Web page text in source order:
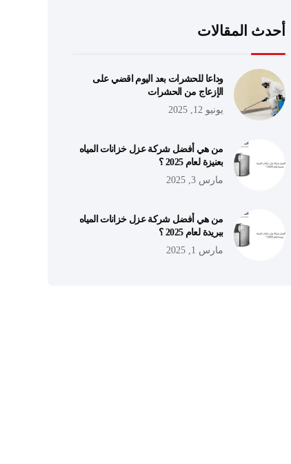
أحدث المقالات
وداعا للحشرات بعد اليوم اقضي على
الإزعاج من الحشرات
يونيو 12, 2025
من هي أفضل شركة عزل خزانات المياه
بعنيزة لعام 2025 ؟
مارس 3, 2025
من هي أفضل شركة عزل خزانات المياه
ببريدة لعام 2025 ؟
مارس 1, 2025